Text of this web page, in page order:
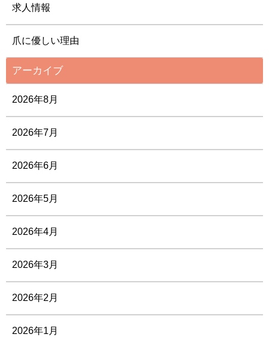
求人情報
爪に優しい理由
アーカイブ
2026年8月
2026年7月
2026年6月
2026年5月
2026年4月
2026年3月
2026年2月
2026年1月